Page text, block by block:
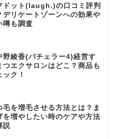
ドット(laugh.)の口コミ評判
デリケートゾーンへの効果や
噂も調査
野綾香(バチェラー4)経営す
つエクサロンはどこ？商品も
ック！
毛を増毛させる方法とは？ま
を増やしたい時のケアや方法
説